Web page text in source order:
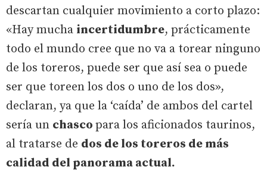
descartan cualquier movimiento a corto plazo:
«Hay mucha incertidumbre, prácticamente
todo el mundo cree que no va a torear ninguno
de los toreros, puede ser que así sea o puede
ser que toreen los dos o uno de los dos»,
declaran, ya que la ‘caída’ de ambos del cartel
sería un chasco para los aficionados taurinos,
al tratarse de dos de los toreros de más
calidad del panorama actual.